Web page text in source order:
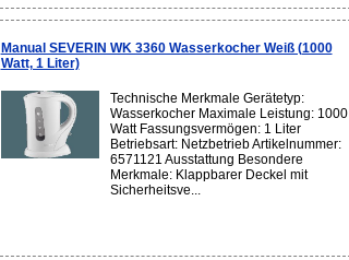
Manual SEVERIN WK 3360 Wasserkocher Weiß (1000
Watt, 1 Liter)
Technische Merkmale Gerätetyp:
Wasserkocher Maximale Leistung: 1000
Watt Fassungsvermögen: 1 Liter
Betriebsart: Netzbetrieb Artikelnummer:
6571121 Ausstattung Besondere
Merkmale: Klappbarer Deckel mit
Sicherheitsve...